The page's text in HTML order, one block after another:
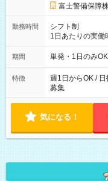
---------------------
と ”さらに”加算されます！ ※日当支給
富士警備保障
勤務時間
シフト制
1日あたりの実働
(1) 8：00~17:00
全額支給！） 例
期間 単発・1日のみOK
特徴
週1日からOK /
募集
気になる！